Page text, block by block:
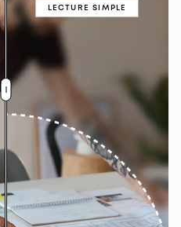
LECTURE SIMPLE